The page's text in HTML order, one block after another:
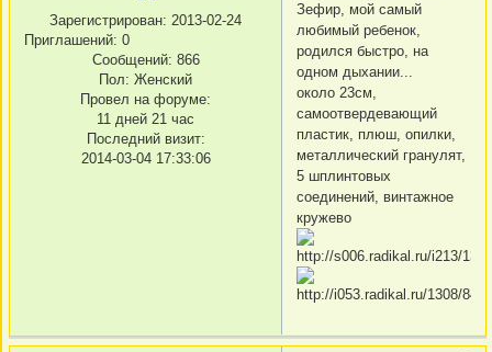
Зарегистрирован: 2013-02-24
Приглашений: 0
Сообщений: 866
Пол: Женский
Провел на форуме:
11 дней 21 час
Последний визит:
2014-03-04 17:33:06
Зефир, мой самый
любимый ребенок,
родился быстро, на
одном дыхании...
около 23см,
самоотвердевающий
пластик, плюш, опилки,
металлический гранулят,
5 шплинтовых
соединений, винтажное
кружево